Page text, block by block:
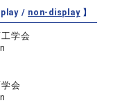
/ non-display】
学会
会